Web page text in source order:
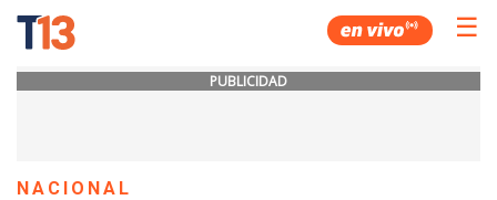
☰
PUBLICIDAD
NACIONAL